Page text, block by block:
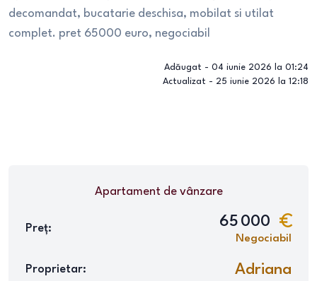
decomandat, bucatarie deschisa, mobilat si utilat
complet. pret 65000 euro, negociabil
Adăugat - 04 iunie 2026 la 01:24
Actualizat - 25 iunie 2026 la 12:18
Apartamentde vânzare
Preț: 65 000
Negociabil
Proprietar: Adriana